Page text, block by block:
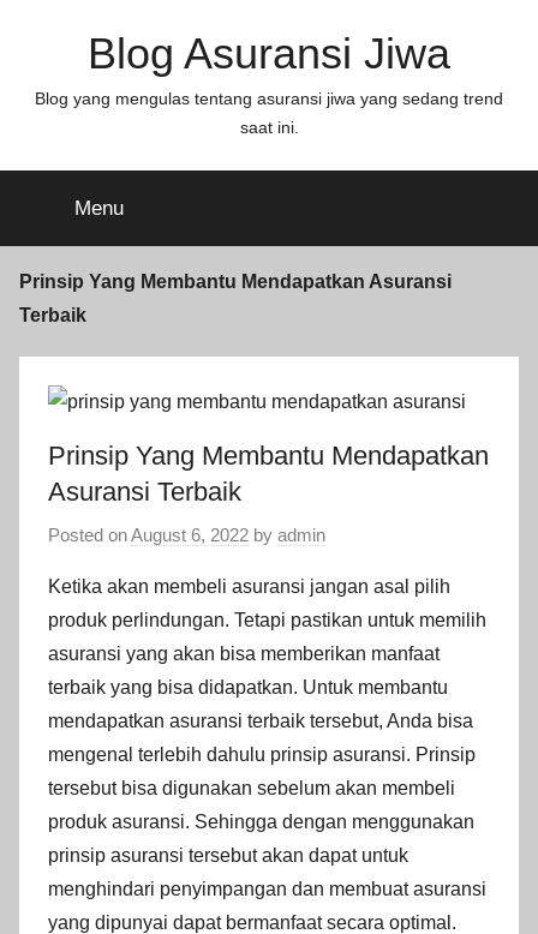
Blog Asuransi Jiwa
Blog yang mengulas tentang asuransi jiwa yang sedang trend
saat ini.
Menu
Prinsip Yang Membantu Mendapatkan Asuransi
Terbaik
Prinsip Yang Membantu Mendapatkan
Asuransi Terbaik
Posted onAugust 6, 2022 by admin
Ketika akan membeli asuransi jangan asal pilih
produk perlindungan. Tetapi pastikan untuk memilih
asuransi yang akan bisa memberikan manfaat
terbaik yang bisa didapatkan. Untuk membantu
mendapatkan asuransi terbaik tersebut, Anda bisa
mengenal terlebih dahulu prinsip asuransi. Prinsip
tersebut bisa digunakan sebelum akan membeli
produk asuransi. Sehingga dengan menggunakan
prinsip asuransi tersebut akan dapat untuk
menghindari penyimpangan dan membuat asuransi
yang dipunyai dapat bermanfaat secara optimal.